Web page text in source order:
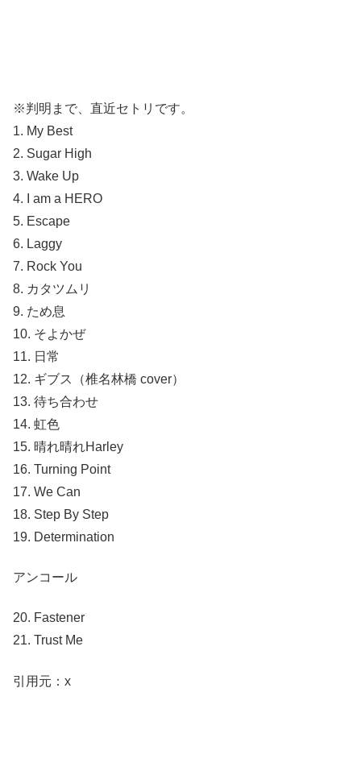
※判明まで、直近セトリです。
1. My Best
2. Sugar High
3. Wake Up
4. I am a HERO
5. Escape
6. Laggy
7. Rock You
8. カタツムリ
9. ため息
10. そよかぜ
11. 日常
12. ギブス（椎名林橋 cover）
13. 待ち合わせ
14. 虹色
15. 晴れ晴れHarley
16. Turning Point
17. We Can
18. Step By Step
19. Determination
アンコール
20. Fastener
21. Trust Me
引用元：x